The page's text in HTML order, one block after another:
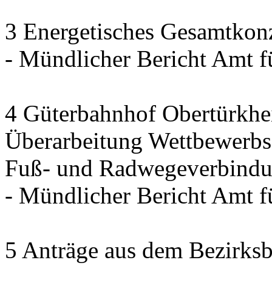
3 Energetisches
- Mündlicher Bericht Amt
4 Güterbahnhof
Überarbeitung
Fuß- und
- Mündlicher Bericht Amt
5 Anträge aus dem